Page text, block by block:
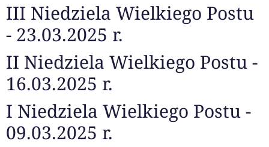
III Niedziela Wielkiego Postu
- 23.03.2025 r.
II Niedziela Wielkiego Postu -
16.03.2025 r.
I Niedziela Wielkiego Postu -
09.03.2025 r.